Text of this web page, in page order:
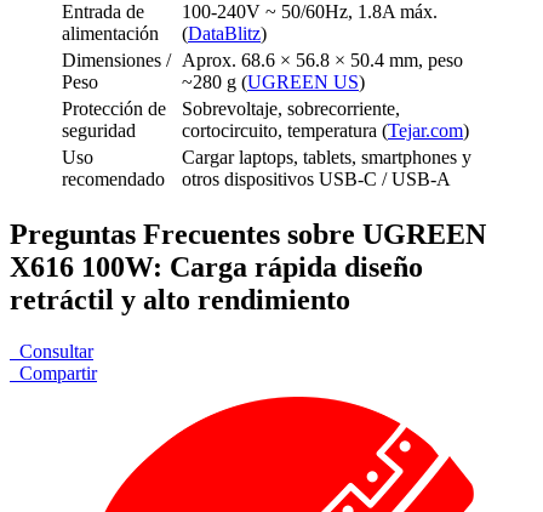
Entrada de
alimentación
100-240V ~ 50/60Hz, 1.8A máx.
(DataBlitz)
Dimensiones /
Peso
Aprox. 68.6 × 56.8 × 50.4 mm, peso
~280 g (UGREEN US)
Protección de
seguridad
Sobrevoltaje, sobrecorriente,
cortocircuito, temperatura (Tejar.com)
Uso
recomendado
Cargar laptops, tablets, smartphones y
otros dispositivos USB-C / USB-A
Preguntas Frecuentes sobre UGREEN
X616 100W: Carga rápida diseño
retráctil y alto rendimiento
Consultar
Compartir